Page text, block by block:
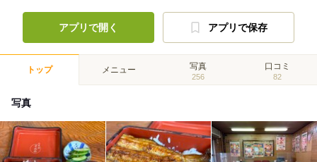
アプリで開く アプリで保存
トップ メニュー 写真
256
口コミ
82
写真